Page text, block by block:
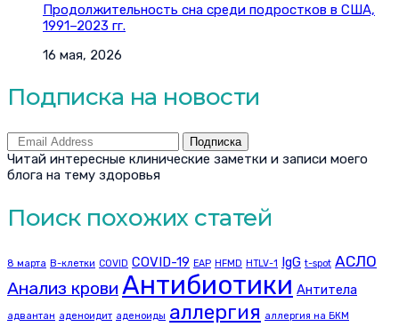
Продолжительность сна среди подростков в США,
1991–2023 гг.
16 мая, 2026
Подписка на новости
Подписка
Читай интересные клинические заметки и записи моего
блога на тему здоровья
Поиск похожих статей
8 марта B-клетки COVID COVID-19 EAP HFMD HTLV-1 IgG t-spot АСЛО
Анализ крови Антибиотики Антитела
адвантан аденоидит аденоиды аллергия аллергия на БКМ